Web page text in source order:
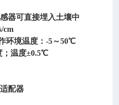
器可直接埋入土壤中
cm
环境温度：-5～50℃
；温度±0.5℃
配器